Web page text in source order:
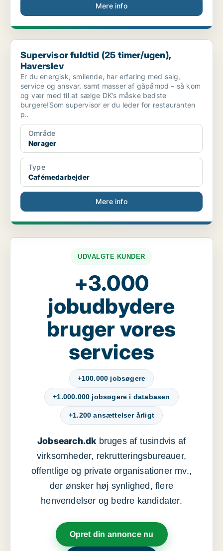
Mere info
Supervisor fuldtid (25 timer/ugen), Haverslev
Supervisor fuldtid (25 timer/ugen),
Haverslev
Er du energisk, smilende, har erfaring med salg,
service og ansvar, samt masser af gåpåmod – så kom
og vær med til at sælge DK’s måske bedste
burgere!Som supervisor er du leder for restauranten
p..
Område
Nørager
Type
Cafémedarbejder
Mere info
UDVALGTE KUNDER
+3.000
jobudbydere
bruger vores
services
+100.000 jobsøgere
+1.000.000 jobsøgere i databasen
+1.200 ansættelser årligt
Jobsearch.dkbruges af tusindvis af
virksomheder, rekrutteringsbureauer,
offentlige og private organisationer mv.,
der ønsker høj synlighed, flere
henvendelser og bedre kandidater.
Opret din annonce nu